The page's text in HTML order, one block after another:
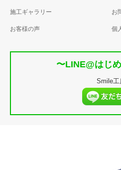
施工ギャラリー
お客様の声
お
個
〜LINE@はじ
Smile工